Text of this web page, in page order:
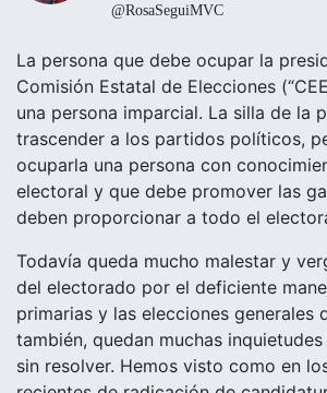
@RosaSeguiMVC
La persona que debe ocupar la
Comisión Estatal de Elecciones
una persona imparcial. La silla de la
trascender a los partidos políticos,
ocuparla una persona con
electoral y que debe promover las
deben proporcionar a todo el
Todavía queda mucho malestar y
del electorado por el deficiente
primarias y las elecciones generales
también, quedan muchas
sin resolver. Hemos visto como en